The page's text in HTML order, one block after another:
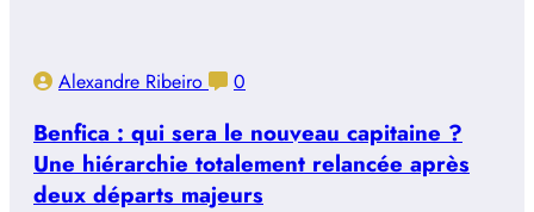
Alexandre Ribeiro 0
Benfica : qui sera le nouveau capitaine ?
Une hiérarchie totalement relancée après
deux départs majeurs